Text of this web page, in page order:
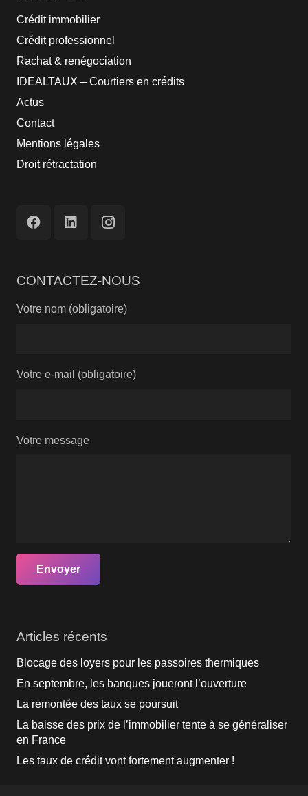
Crédit immobilier
Crédit professionnel
Rachat & renégociation
IDEALTAUX – Courtiers en crédits
Actus
Contact
Mentions légales
Droit rétractation
CONTACTEZ-NOUS
Votre nom (obligatoire)
Votre e-mail (obligatoire)
Votre message
Articles récents
Blocage des loyers pour les passoires thermiques
En septembre, les banques joueront l’ouverture
La remontée des taux se poursuit
La baisse des prix de l’immobilier tente à se généraliser
en France
Les taux de crédit vont fortement augmenter !